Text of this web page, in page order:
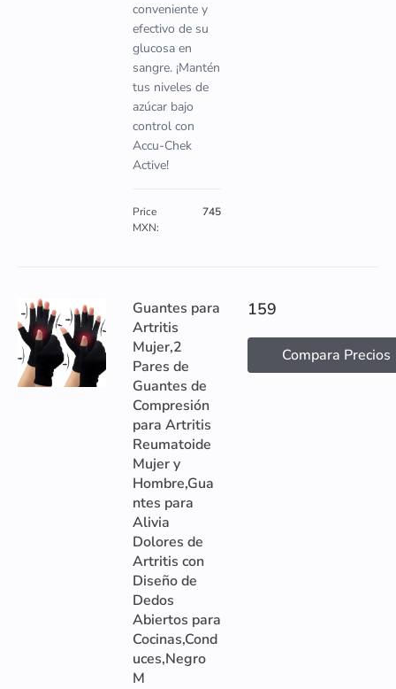
conveniente y
efectivo de su
glucosa en
sangre. ¡Mantén
tus niveles de
azúcar bajo
control con
Accu-Chek
Active!
Price
MXN:
745
Guantes para
Artritis
Mujer,2
Pares de
Guantes de
Compresión
para Artritis
Reumatoide
Mujer y
Hombre,Gua
ntes para
Alivia
Dolores de
Artritis con
Diseño de
Dedos
Abiertos para
Cocinas,Cond
uces,Negro
M
159
Compara Precios